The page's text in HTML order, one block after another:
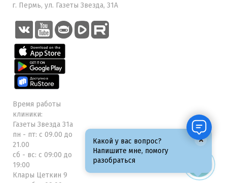
г. Пермь, ул. Газеты Звезда, 31А
Время работы
клиники:
Газеты Звезда 31а
пн - пт: с 09.00 до
21.00
сб - вс: с 09:00 до
19:00
Клары Цеткин 9
Какой у вас вопрос?
Напишите мне, помогу
разобраться
×